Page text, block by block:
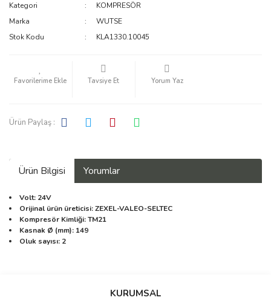
Kategori
KOMPRESÖR
Marka
WUTSE
Stok Kodu
KLA1330.10045
Tavsiye Et Yorum Yaz
Ürün Paylaş :
Ürün Bilgisi Yorumlar
Volt: 24V
Orijinal ürün üreticisi: ZEXEL-VALEO-SELTEC
Kompresör Kimliği: TM21
Kasnak Ø (mm): 149
Oluk sayısı: 2
Bu ürüne ilk yorumu siz yapın!
KURUMSAL